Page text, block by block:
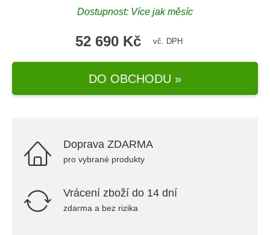
Dostupnost: Více jak měsíc
52 690 Kč vč. DPH
DO OBCHODU »
Doprava ZDARMA
pro vybrané produkty
Vrácení zboží do 14 dní
zdarma a bez rizika